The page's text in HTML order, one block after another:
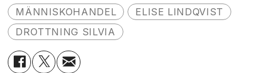
MÄNNISKOHANDEL
ELISE LINDQVIST
DROTTNING SILVIA